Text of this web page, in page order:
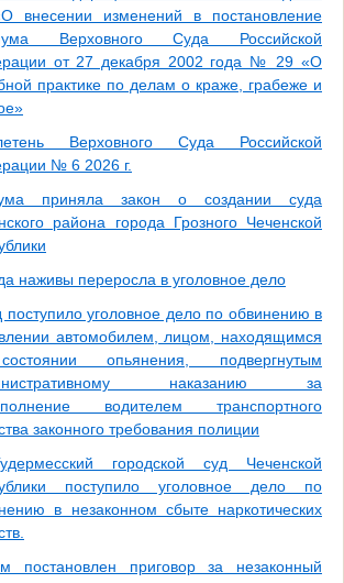
внесении изменений в постановление
Верховного Суда Российской
от 27 декабря 2002 года № 29 «О
практике по делам о краже, грабеже и
Верховного Суда Российской
№ 6 2026 г.
приняла закон о создании суда
района города Грозного Чеченской
наживы переросла в уголовное дело
поступило уголовное дело по обвинению в
автомобилем, лицом, находящимся
опьянения, подвергнутым
наказанию за
водителем транспортного
законного требования полиции
городской суд Чеченской
поступило уголовное дело по
в незаконном сбыте наркотических
постановлен приговор за незаконный